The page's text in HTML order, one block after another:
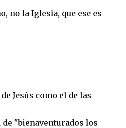
no la Iglesia, que ese es
Jesús como el de las
"bienaventurados los